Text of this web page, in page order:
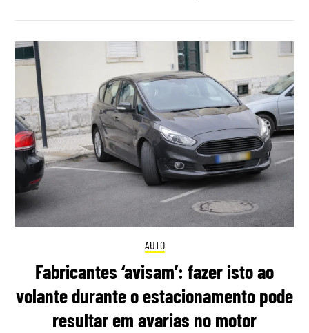
AUTO
Fabricantes ‘avisam’: fazer isto ao
volante durante o estacionamento pode
resultar em avarias no motor